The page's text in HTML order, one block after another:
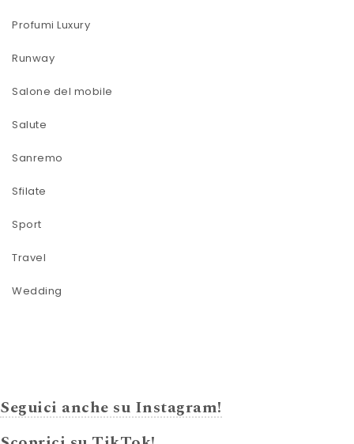
Profumi Luxury
Runway
Salone del mobile
Salute
Sanremo
Sfilate
Sport
Travel
Wedding
Seguici anche su Instagram!